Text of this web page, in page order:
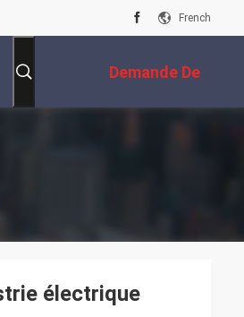
French
Demande De
Soumission
électrique